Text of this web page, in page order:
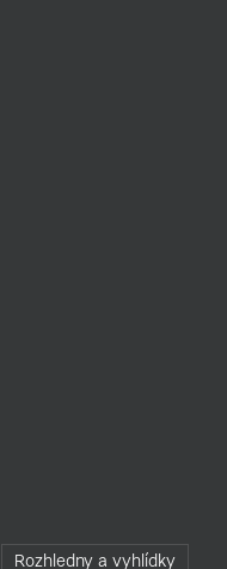
Rozhledny a vyhlídky